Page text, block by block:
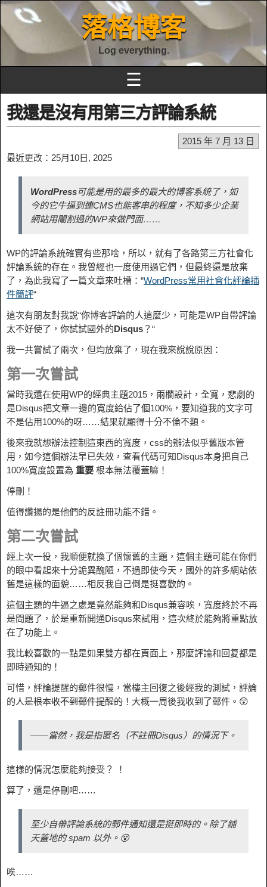
落格博客
Log everything.
☰
我還是沒有用第三方評論系統
2015 年 7 月 13 日
最近更改：25月10日, 2025
WordPress可能是用的最多的最大的博客系統了，如
今的它牛逼到連CMS也能客串的程度，不知多少企業
網站用閹割過的WP來做門面……
WP的評論系統確實有些那啥，所以，就有了各路第三方社會化
評論系統的存在。我曾經也一度使用過它們，但最終還是放棄
了，為此我寫了一篇文章來吐槽：“WordPress常用社會化評論插
件簡評“
這次有朋友對我說“你博客評論的人這麼少，可能是WP自帶評論
太不好使了，你試試國外的Disqus ？“
我一共嘗試了兩次，但均放棄了，現在我來說說原因：
第一次嘗試
當時我還在使用WP的經典主題2015，兩欄設計，全寬，悲劇的
是Disqus把文章一邊的寬度給佔了個100%，要知道我的文字可
不是佔用100%的呀……結果就顯得十分不倫不類。
後來我就想辦法控制這東西的寬度，css的辦法似乎舊版本管
用，如今這個辦法早已失效，查看代碼可知Disqus本身把自己
100%寬度設置為 重要 根本無法覆蓋嘛！
停刪！
值得讚揚的是他們的反註冊功能不錯。
第二次嘗試
經上次一役，我順便就換了個懷舊的主題，這個主題可能在你們
的眼中看起來十分詭異醜陋，不過即使今天，國外的許多網站依
舊是這樣的面貌……相反我自己倒是挺喜歡的。
這個主題的牛逼之處是竟然能夠和Disqus兼容唉，寬度終於不再
是問題了，於是重新開通Disqus來試用，這次終於能夠將重點放
在了功能上。
我比較喜歡的一點是如果雙方都在頁面上，那麼評論和回复都是
即時通知的！
可惜，評論提醒的郵件很慢，當樓主回復之後經我的測試，評論
的人是根本收不到郵件提醒的 ！大概一周後我收到了郵件。😲
——當然，我是指匿名（不註冊Disqus）的情況下。
這樣的情況怎麼能夠接受？ ！
算了，還是停刪吧……
至少自帶評論系統的郵件通知還是挺即時的。除了鋪
天蓋地的 spam 以外。😵
唉……